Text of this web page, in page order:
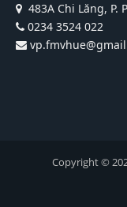
483A Chi Lăng, P.
0234 3524 022
Copyright ©